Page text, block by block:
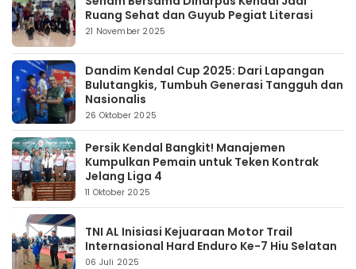
Ruang Sehat dan Guyub Pegiat Literasi
21 November 2025
Dandim Kendal Cup 2025: Dari Lapangan
Bulutangkis, Tumbuh Generasi Tangguh dan
Nasionalis
26 Oktober 2025
Persik Kendal Bangkit! Manajemen
Kumpulkan Pemain untuk Teken Kontrak
Jelang Liga 4
11 Oktober 2025
TNI AL Inisiasi Kejuaraan Motor Trail
Internasional Hard Enduro Ke-7 Hiu Selatan
06 Juli 2025